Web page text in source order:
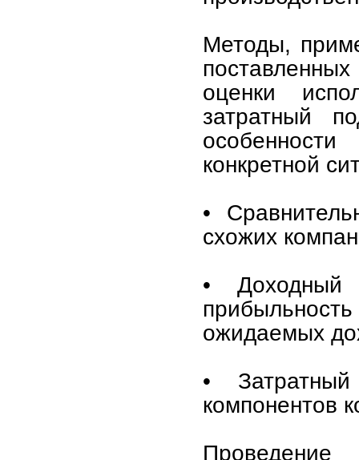
Методы,
оценки
затратный
конкретной
•
схожих
• Доходный
ожидаемых
•
компонентов
Проведение